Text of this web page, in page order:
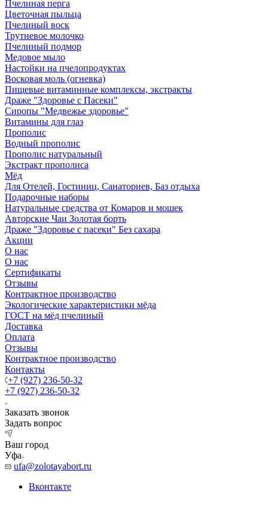
Пчелиная перга
Цветочная пыльца
Пчелиный воск
Трутневое молочко
Пчелиный подмор
Медовое мыло
Настойки на пчелопродуктах
Восковая моль (огневка)
Пищевые витаминные комплексы, экстракты
Драже "Здоровье с Пасеки"
Сиропы "Медвежье здоровье"
Витамины для глаз
Прополис
Водный прополис
Прополис натуральный
Экстракт прополиса
Мёд
Для Отелей, Гостиниц, Санаториев, Баз отдыха
Подарочные наборы
Натуральные средства от Комаров и мошек
Авторские Чаи Золотая борть
Драже "Здоровье с пасеки" Без сахара
Акции
О нас
О нас
Сертификаты
Отзывы
Контрактное производство
Экологические характеристики мёда
ГОСТ на мёд пчелиный
Доставка
Оплата
Отзывы
Контрактное производство
Контакты
+7 (927) 236-50-32
+7 (927) 236-50-32
Заказать звонок
Задать вопрос
Ваш город
Уфа
ufa@zolotayabort.ru
Вконтакте